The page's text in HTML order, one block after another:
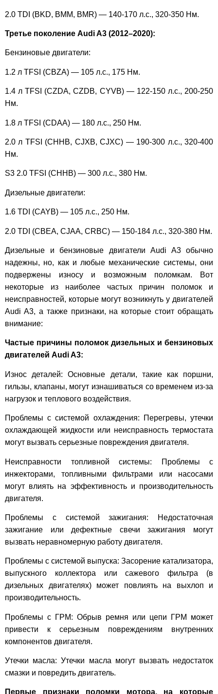
2.0 TDI (BKD, BMM, BMR) — 140-170 л.с., 320-350 Нм.
Третье поколение Audi A3 (2012–2020):
Бензиновые двигатели:
1.2 л TFSI (CBZA) — 105 л.с., 175 Нм.
1.4 л TFSI (CZDA, CZDB, CYVB) — 122-150 л.с., 200-250
Нм.
1.8 л TFSI (CDAA) — 180 л.с., 250 Нм.
2.0 л TFSI (CHHB, CJXB, CJXC) — 190-300 л.с., 320-400
Нм.
S3 2.0 TFSI (CHHB) — 300 л.с., 380 Нм.
Дизельные двигатели:
1.6 TDI (CAYB) — 105 л.с., 250 Нм.
2.0 TDI (CBEA, CJAA, CRBC) — 150-184 л.с., 320-380 Нм.
Дизельные и бензиновые двигатели Audi A3 обычно
надежны, но, как и любые механические системы, они
подвержены износу и возможным поломкам. Вот
некоторые из наиболее частых причин поломок и
неисправностей, которые могут возникнуть у двигателей
Audi A3, а также признаки, на которые стоит обращать
внимание:
Частые причины поломок дизельных и бензиновых
двигателей Audi A3:
Износ деталей: Основные детали, такие как поршни,
гильзы, клапаны, могут изнашиваться со временем из-за
нагрузок и теплового воздействия.
Проблемы с системой охлаждения: Перегревы, утечки
охлаждающей жидкости или неисправность термостата
могут вызвать серьезные повреждения двигателя.
Неисправности топливной системы: Проблемы с
инжекторами, топливными фильтрами или насосами
могут влиять на эффективность и производительность
двигателя.
Проблемы с системой зажигания: Недостаточная
зажигание или дефектные свечи зажигания могут
вызвать неравномерную работу двигателя.
Проблемы с системой выпуска: Засорение катализатора,
выпускного коллектора или сажевого фильтра (в
дизельных двигателях) может повлиять на выхлоп и
производительность.
Проблемы с ГРМ: Обрыв ремня или цепи ГРМ может
привести к серьезным повреждениям внутренних
компонентов двигателя.
Утечки масла: Утечки масла могут вызвать недостаток
смазки и повредить двигатель.
Первые признаки поломки мотора, на которые